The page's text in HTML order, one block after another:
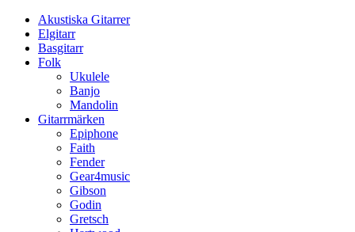
Akustiska Gitarrer
Elgitarr
Basgitarr
Folk
Ukulele
Banjo
Mandolin
Gitarrmärken
Epiphone
Faith
Fender
Gear4music
Gibson
Godin
Gretsch